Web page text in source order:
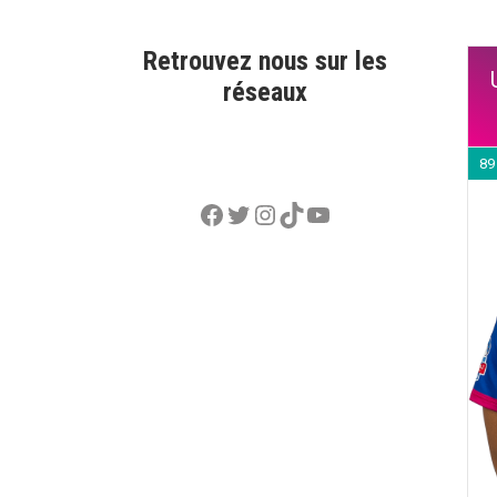
Retrouvez nous sur les
réseaux
Facebook
Twitter
Instagram
TikTok
YouTube
89